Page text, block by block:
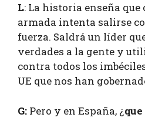
L: La historia enseña
armada intenta salirse
fuerza. Saldrá un líder
verdades a la gente y
contra todos los
UE que nos han
G: Pero y en España, ¿